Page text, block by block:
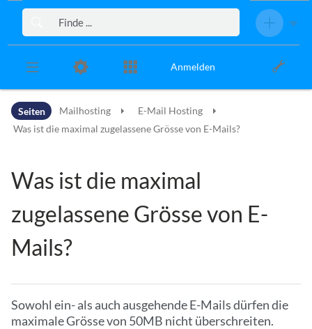
Zur Kopfleiste
Zur Hauptnavigation
Zu den Seitenwerkzeugen
Anmelden
Seiten Mailhosting
E-Mail Hosting
Was ist die maximal zugelassene Grösse von E-Mails?
Was ist die maximal
zugelassene Grösse von E-
Mails?
Sowohl ein- als auch ausgehende E-Mails dürfen die
maximale Grösse von 50MB nicht überschreiten.